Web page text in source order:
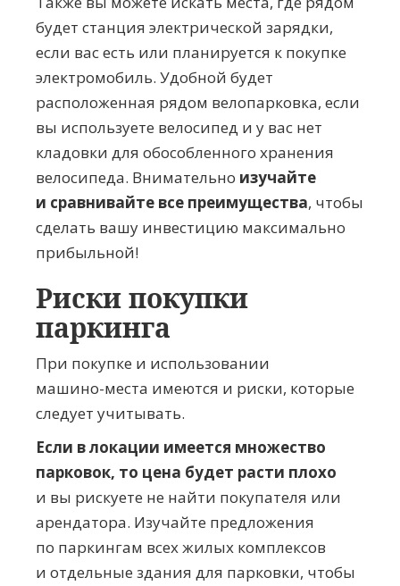
будет станция электрической зарядки,
если вас есть или планируется к покупке
электромобиль. Удобной будет
расположенная рядом велопарковка, если
вы используете велосипед и у вас нет
кладовки для обособленного хранения
велосипеда. Внимательно изучайте
и сравнивайте все преимущества, чтобы
сделать вашу инвестицию максимально
прибыльной!
Риски покупки
паркинга
При покупке и использовании
машино-места имеются и риски, которые
следует учитывать.
Если в локации имеется множество
парковок, то цена будет расти плохо
и вы рискуете не найти покупателя или
арендатора. Изучайте предложения
по паркингам всех жилых комплексов
и отдельные здания для парковки, чтобы